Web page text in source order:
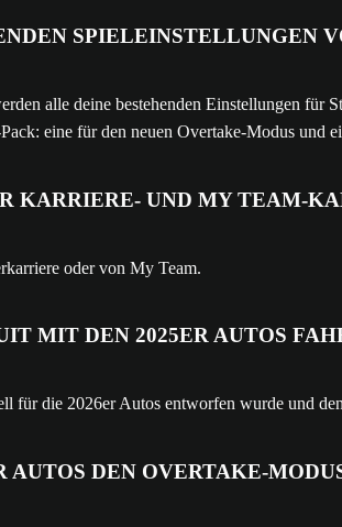
SPIELEINSTELLUNGEN
alle deine bestehenden Einstellungen
eine für den neuen Overtake-Modus und
KARRIERE- UND MY TEAM-
oder von My Team.
MIT DEN 2025ER AUTOS
für die 2026er Autos entworfen wurde und
AUTOS DEN OVERTAKE-